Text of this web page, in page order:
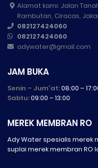
Alamat kami: Jalan
Rambutan, Ciracas,
082127424060
082127424060
adywater@gmail.com
JAM BUKA
Senin – Jum'at:08:00 –
Sabtu:09:00 – 13:00
MEREK MEMBRAN RO
Ady Water spesialis merek
suplai merek membran RO